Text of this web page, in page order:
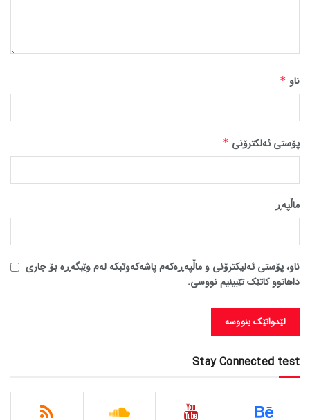
ناو *
پۆستی ئەلکترۆنی *
ماڵپه‌ڕ
ناو، پۆستی ئەلیکترۆنی و ماڵپەڕەکەم پاشەکەوتبکە لەم وێبگەڕە بۆ جاری
داهاتوو کاتێک تێبینیم نووسی.
Stay Connected test